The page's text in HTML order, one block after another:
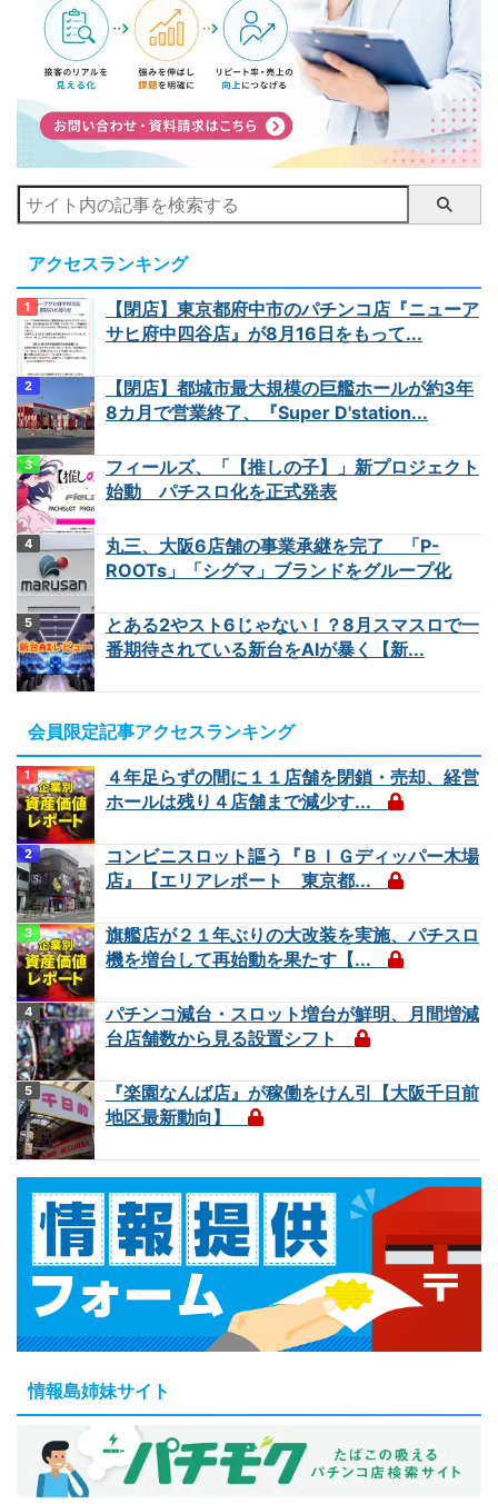
アクセスランキング
【閉店】東京都府中市のパチンコ店『ニューア
サヒ府中四谷店』が8月16日をもって...
【閉店】都城市最大規模の巨艦ホールが約3年
8カ月で営業終了、『Super D'station...
フィールズ、「【推しの子】」新プロジェクト
始動 パチスロ化を正式発表
丸三、大阪6店舗の事業承継を完了 「P-
ROOTs」「シグマ」ブランドをグループ化
とある2やスト6じゃない！？8月スマスロで一
番期待されている新台をAIが暴く【新...
会員限定記事アクセスランキング
４年足らずの間に１１店舗を閉鎖・売却、経営
ホールは残り４店舗まで減少す...
コンビニスロット謳う『ＢＩＧディッパー木場
店』【エリアレポート 東京都...
旗艦店が２１年ぶりの大改装を実施、パチスロ
機を増台して再始動を果たす【...
パチンコ減台・スロット増台が鮮明、月間増減
台店舗数から見る設置シフト
『楽園なんば店』が稼働をけん引【大阪千日前
地区最新動向】
情報島姉妹サイト